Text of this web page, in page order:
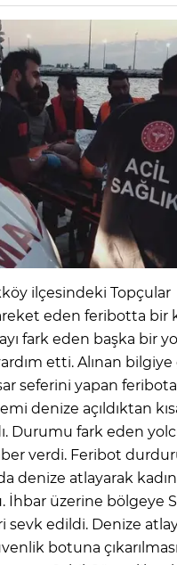
ilçesindeki Topçular
eden feribotta bir
fark eden başka bir
etti. Alınan bilgiye
seferini yapan
denize açıldıktan
Durumu fark eden
verdi. Feribot
denize atlayarak
İhbar üzerine bölgeye
sevk edildi. Denize
botuna